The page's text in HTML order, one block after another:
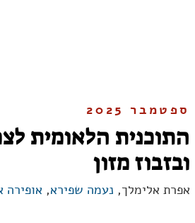
ספטמבר 2025
התוכנית הלאומית
ובזבוז מזון
אפרת אלימלך, נעמה שפירא, אופירה